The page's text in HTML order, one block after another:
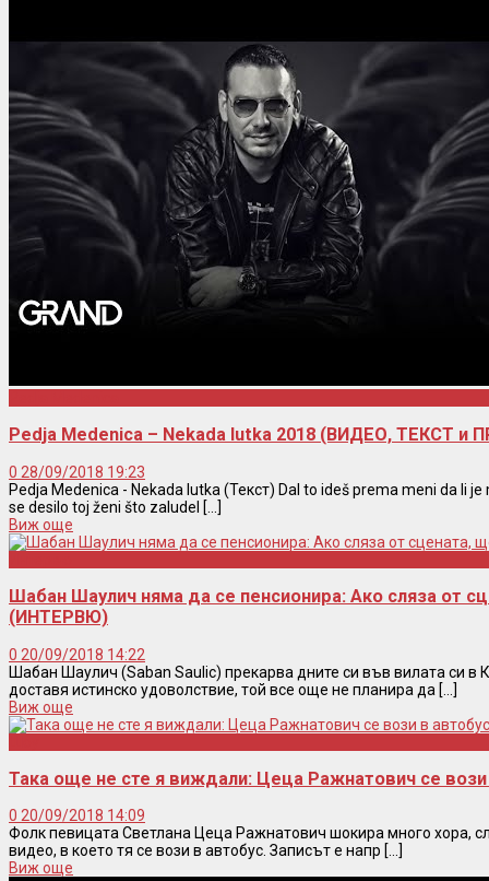
Pedja Medenica – Nekada lutka 2018 (ВИДЕО, ТЕКСТ и
0 28/09/2018 19:23
Pedja Medenica - Nekada lutka (Текст) Dal to ideš prema meni da li
se desilo toj ženi što zaludel [...]
Виж още
Шабан Шаулич няма да се пенсионира: Ако сляза от
(ИНТЕРВЮ)
0 20/09/2018 14:22
Шабан Шаулич (Saban Saulic) прекарва дните си във вилата си в
доставя истинско удоволствие, той все още не планира да [...]
Виж още
Така още не сте я виждали: Цеца Ражнатович се
0 20/09/2018 14:09
Фолк певицата Светлана Цеца Ражнатович шокира много хора,
видео, в което тя се вози в автобус. Записът е напр [...]
Виж още